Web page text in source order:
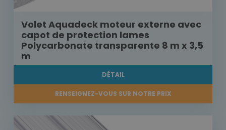
Volet Aquadeck moteur externe avec
capot de protection lames
Polycarbonate transparente 8 m x 3,5
m
DÉTAIL
RENSEIGNEZ-VOUS SUR NOTRE PRIX